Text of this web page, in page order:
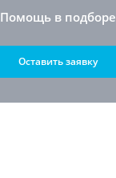
Помощь в подборе
Оставить заявку